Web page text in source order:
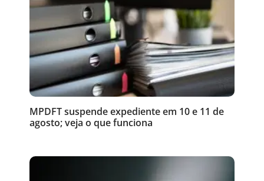
MPDFT suspende expediente em 10 e 11 de
agosto; veja o que funciona